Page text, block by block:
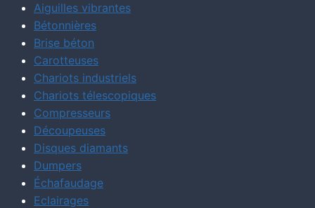
Aiguilles vibrantes
Bétonnières
Brise béton
Carotteuses
Chariots industriels
Chariots télescopiques
Compresseurs
Découpeuses
Disques diamants
Dumpers
Échafaudage
Eclairages